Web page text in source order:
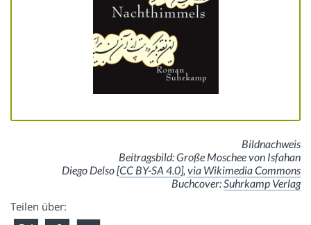
Bildnachweis
Beitragsbild: Große Moschee von Isfahan
Diego Delso [CC BY-SA 4.0], via Wikimedia Commons
Buchcover: Suhrkamp Verlag
Teilen über: